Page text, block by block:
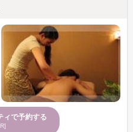
ィで予約する